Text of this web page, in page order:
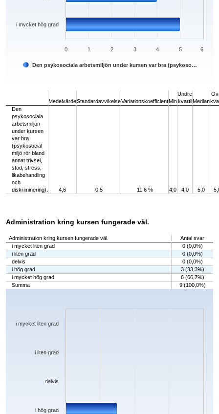
Den psykosociala arbetsmiljön under kursen var bra (psykoso…
i mycket hög grad
0 1 2 3 4 5 6
MedelvärdeStandardavvikelseVariationskoefficientMin
Undre
kvartilMedian
Den
psykosociala
arbetsmiljön
under kursen
var bra
(psykosocial
miljö rör bland
annat trivsel,
stöd, stress,
likabehandling
och
diskriminering).
4,6 0,5 11,6 % 4,0 4,0 5,0
Administration kring kursen fungerade väl.
Administration kring kursen fungerade väl.
Antal svar
i mycket liten grad
0 (0,0%)
i liten grad
0 (0,0%)
delvis
0 (0,0%)
i hög grad
3 (33,3%)
i mycket hög grad
6 (66,7%)
Summa
9 (100,0%)
Chart
The chart has 1 X axis displaying categories.
i hög grad
delvis
i liten grad
i mycket liten grad